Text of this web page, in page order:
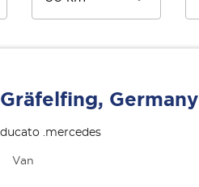
Gräfelfing, Germany
.mercedes
Van